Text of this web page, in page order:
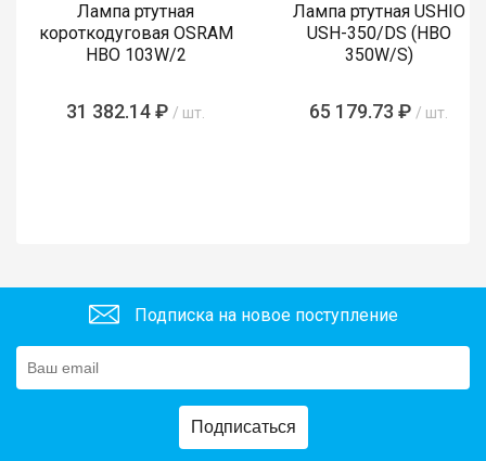
Лампа ртутная
короткодуговая OSRAM
HBO 103W/2
31 382.14 ₽ / шт.
Лампа ртутная USHIO
USH-350/DS (HBO
350W/S)
65 179.73 ₽ / шт.
Подписка на новое поступление
Подписаться